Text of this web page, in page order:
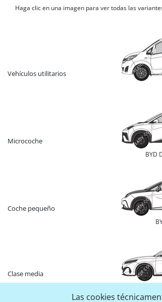
Las cookies
Haga clic en una imagen para ver todas las
Vehículos utilitarios
Microcoche
BYD
Coche pequeño
Clase media